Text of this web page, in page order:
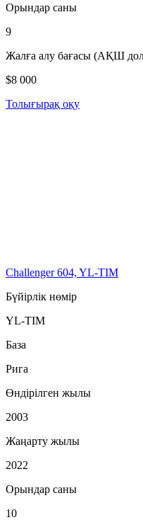
Орындар саны
9
Жалға алу бағасы (АҚШ
$8 000
Толығырақ оқу
Challenger 604, YL-TIM
Бүйірлік нөмір
YL-TIM
База
Рига
Өндірілген жылы
2003
Жаңарту жылы
2022
Орындар саны
10